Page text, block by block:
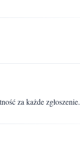
za każde zgłoszenie.